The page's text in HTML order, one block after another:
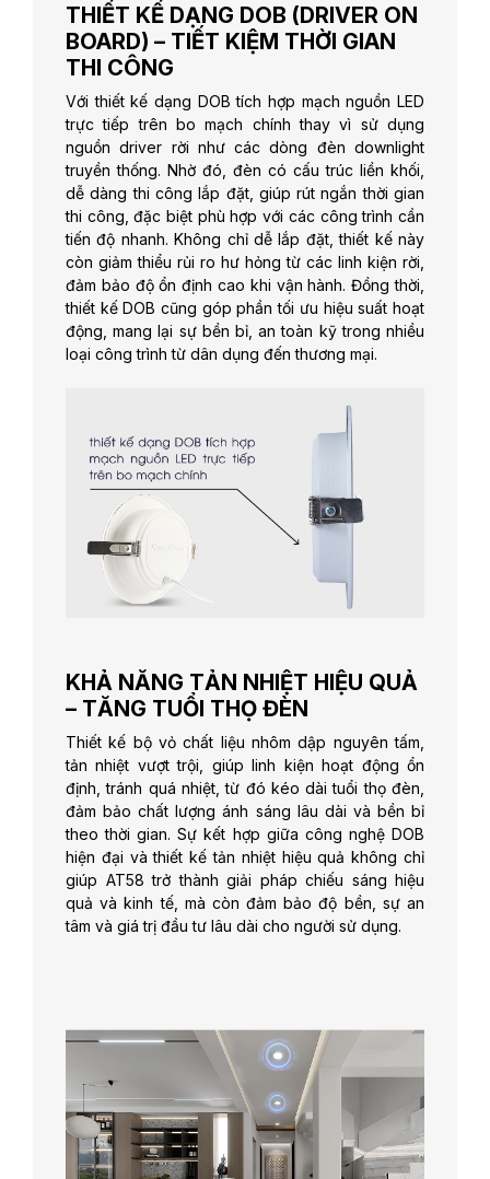
THIẾT KẾ DẠNG DOB (DRIVER ON
BOARD) – TIẾT KIỆM THỜI GIAN
THI CÔNG
Với thiết kế dạng DOB tích hợp mạch nguồn LED
trực tiếp trên bo mạch chính thay vì sử dụng
nguồn driver rời như các dòng đèn downlight
truyền thống. Nhờ đó, đèn có cấu trúc liền khối,
dễ dàng thi công lắp đặt, giúp rút ngắn thời gian
thi công, đặc biệt phù hợp với các công trình cần
tiến độ nhanh. Không chỉ dễ lắp đặt, thiết kế này
còn giảm thiểu rủi ro hư hỏng từ các linh kiện rời,
đảm bảo độ ổn định cao khi vận hành. Đồng thời,
thiết kế DOB cũng góp phần tối ưu hiệu suất hoạt
động, mang lại sự bền bỉ, an toàn kỹ trong nhiều
loại công trình từ dân dụng đến thương mại.
KHẢ NĂNG TẢN NHIỆT HIỆU QUẢ
– TĂNG TUỔI THỌ ĐÈN
Thiết kế bộ vỏ chất liệu nhôm dập nguyên tấm,
tản nhiệt vượt trội, giúp linh kiện hoạt động ổn
định, tránh quá nhiệt, từ đó kéo dài tuổi thọ đèn,
đảm bảo chất lượng ánh sáng lâu dài và bền bỉ
theo thời gian. Sự kết hợp giữa công nghệ DOB
hiện đại và thiết kế tản nhiệt hiệu quả không chỉ
giúp AT58 trở thành giải pháp chiếu sáng hiệu
quả và kinh tế, mà còn đảm bảo độ bền, sự an
tâm và giá trị đầu tư lâu dài cho người sử dụng.